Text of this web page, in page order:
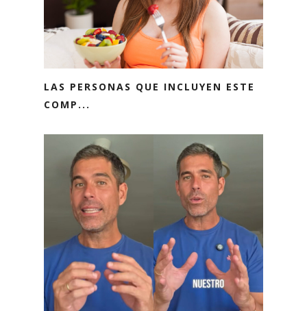
LAS PERSONAS QUE INCLUYEN ESTE
COMP...